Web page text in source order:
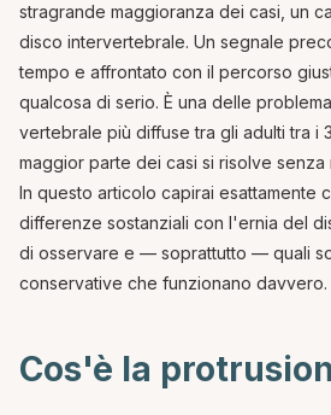
stragrande maggioranza dei casi, un
disco intervertebrale. Un segnale
tempo e affrontato con il percorso
qualcosa di serio. È una delle
vertebrale più diffuse tra gli adulti tra i
maggior parte dei casi si risolve senza
In questo articolo capirai esattamente
differenze sostanziali con l'ernia del
di osservare e — soprattutto — quali
conservative che funzionano davvero.
Cos'è la